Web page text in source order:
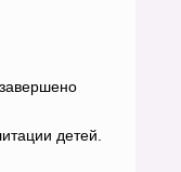
детей.